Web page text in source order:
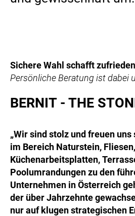
Sichere Wahl schafft
Persönliche Beratung ist dabei
BERNIT - THE
„Wir sind stolz und freuen uns
im Bereich Naturstein, Fliesen,
Küchenarbeitsplatten,
Poolumrandungen zu den
Unternehmen in Österreich
der über Jahrzehnte
nur auf klugen strategischen